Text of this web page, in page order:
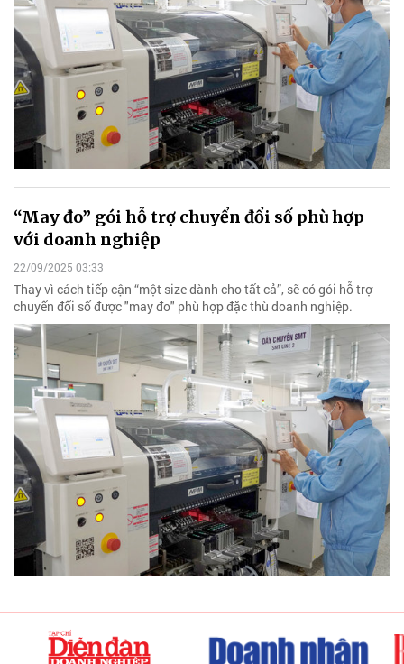
“May đo” gói hỗ trợ chuyển đổi số phù hợp
với doanh nghiệp
22/09/2025 03:33
Thay vì cách tiếp cận “một size dành cho tất cả”, sẽ có gói hỗ trợ
chuyển đổi số được "may đo" phù hợp đặc thù doanh nghiệp.